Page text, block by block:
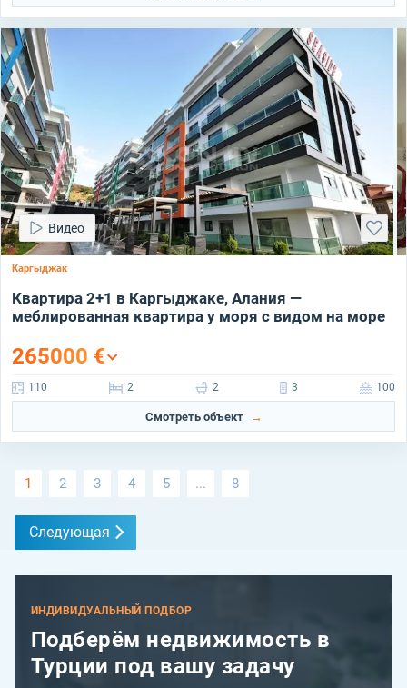
Видео
Каргыджак
Квартира 2+1 в Каргыджаке, Алания —
меблированная квартира у моря с видом на море
265000 €
110 2 2 3 100
Смотреть объект
1 2 3 4 5 ... 8
Следующая
ИНДИВИДУАЛЬНЫЙ ПОДБОР
Подберём недвижимость в
Турции под вашу задачу